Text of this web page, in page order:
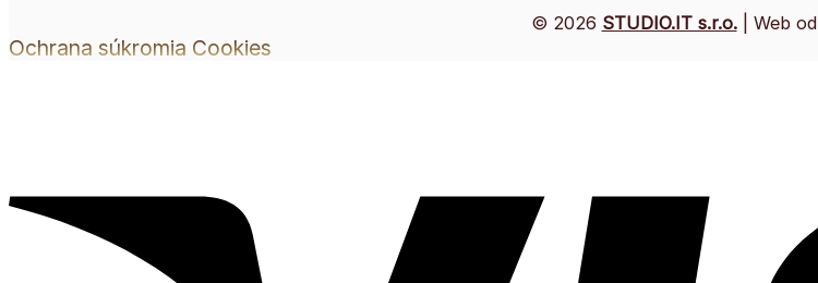
© 2026 STUDIO.IT s.r.o.| Web od
Ochrana súkromia Cookies